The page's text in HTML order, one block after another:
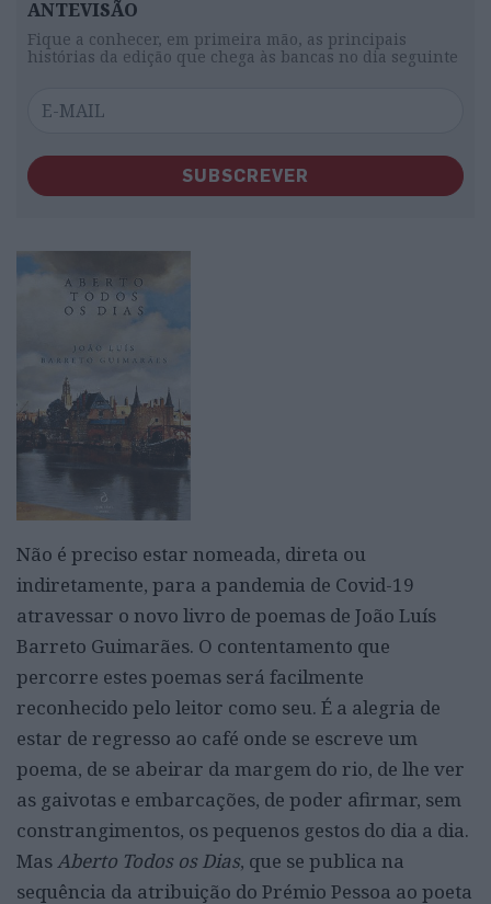
ANTEVISÃO
Fique a conhecer, em primeira mão, as principais
histórias da edição que chega às bancas no dia seguinte
SUBSCREVER
Não é preciso estar nomeada, direta ou
indiretamente, para a pandemia de Covid-19
atravessar o novo livro de poemas de João Luís
Barreto Guimarães. O contentamento que
percorre estes poemas será facilmente
reconhecido pelo leitor como seu. É a alegria de
estar de regresso ao café onde se escreve um
poema, de se abeirar da margem do rio, de lhe ver
as gaivotas e embarcações, de poder afirmar, sem
constrangimentos, os pequenos gestos do dia a dia.
Mas Aberto Todos os Dias, que se publica na
sequência da atribuição do Prémio Pessoa ao poeta